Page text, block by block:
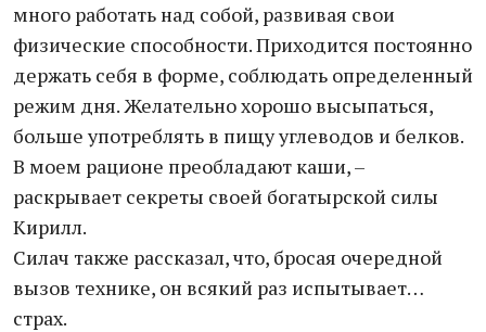
много работать над собой, развивая свои
физические способности. Приходится постоянно
держать себя в форме, соблюдать определенный
режим дня. Желательно хорошо высыпаться,
больше употреблять в пищу углеводов и белков.
В моем рационе преобладают каши, –
раскрывает секреты своей богатырской силы
Кирилл.
Силач также рассказал, что, бросая очередной
вызов технике, он всякий раз испытывает…
страх.